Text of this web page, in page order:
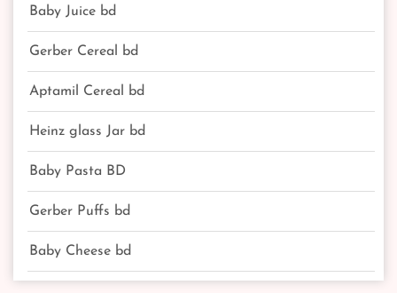
Baby Juice bd
Gerber Cereal bd
Aptamil Cereal bd
Heinz glass Jar bd
Baby Pasta BD
Gerber Puffs bd
Baby Cheese bd